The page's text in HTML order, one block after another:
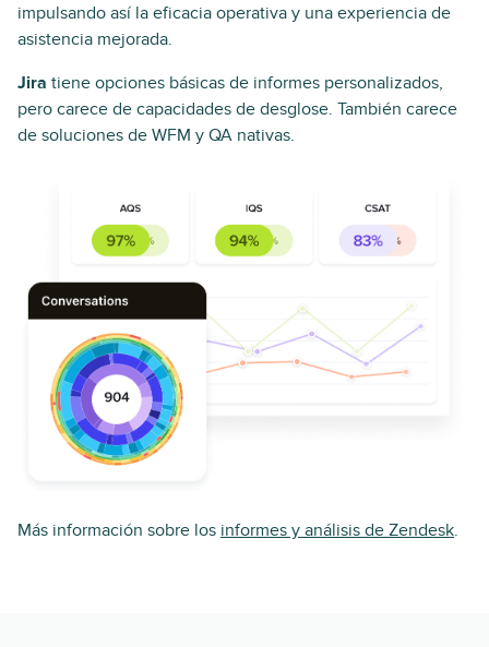
impulsando así la eficacia operativa y una experiencia de
asistencia mejorada.
Jira tiene opciones básicas de informes personalizados,
pero carece de capacidades de desglose. También carece
de soluciones de WFM y QA nativas.
Más información sobre los informes y análisis de Zendesk.